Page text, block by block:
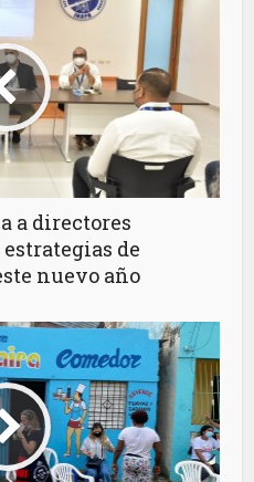
a directores
de
nuevo año